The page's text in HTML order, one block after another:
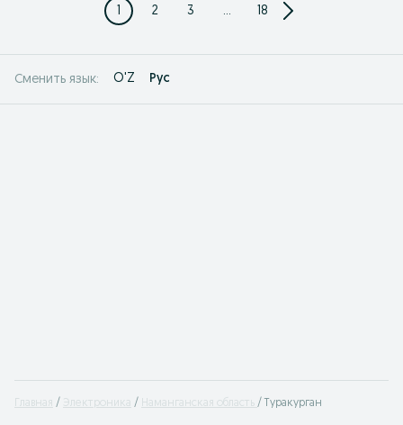
1 2 3 ... 18
Сменить язык: O'Z Рус
Главная Электроника Наманганская область Туракурган